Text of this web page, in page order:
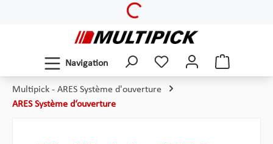
Loading...
Navigation
Multipick - ARES Système d'ouverture
ARES Système d‘ouverture